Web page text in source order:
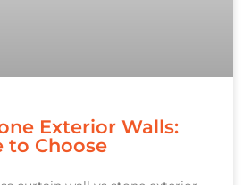
Exterior Walls:
to Choose